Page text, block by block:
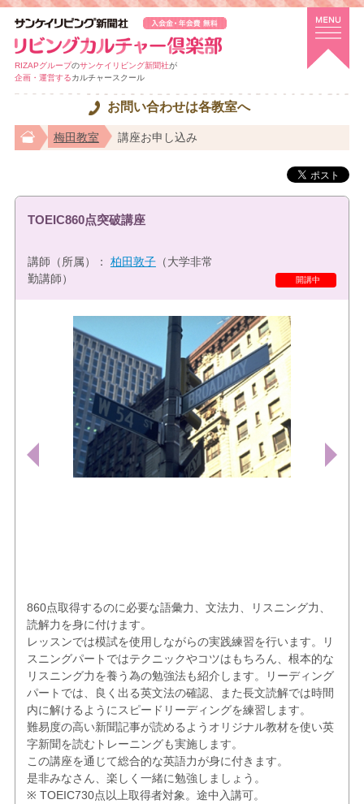
RIZAPグループのサンケイリビング新聞社が
企画・運営するカルチャースクール
お問い合わせは各教室へ
梅田教室 講座お申し込み
開講中
TOEIC860点突破講座
講師（所属）： 柏田敦子（大学非常
勤講師）
860点取得するのに必要な語彙力、文法力、リスニング力、
読解力を身に付けます。
レッスンでは模試を使用しながらの実践練習を行います。リ
スニングパートではテクニックやコツはもちろん、根本的な
リスニング力を養う為の勉強法も紹介します。リーディング
パートでは、良く出る英文法の確認、また長文読解では時間
内に解けるようにスピードリーディングを練習します。
難易度の高い新聞記事が読めるようオリジナル教材を使い英
字新聞を読むトレーニングも実施します。
この講座を通じて総合的な英語力が身に付きます。
是非みなさん、楽しく一緒に勉強しましょう。
※ TOEIC730点以上取得者対象。途中入講可。